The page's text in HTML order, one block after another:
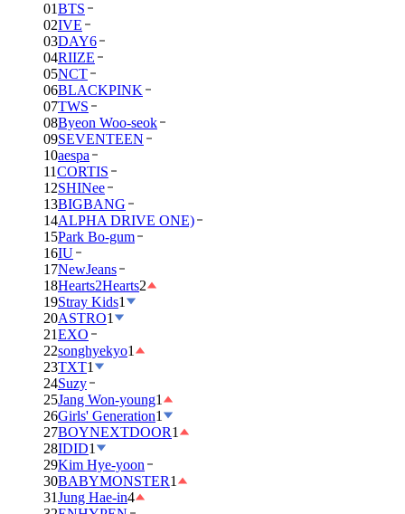
01BTS
02IVE
03DAY6
04RIIZE
05NCT
06BLACKPINK
07TWS
08Byeon Woo-seok
09SEVENTEEN
10aespa
11CORTIS
12SHINee
13BIGBANG
14ALPHA DRIVE ONE)
15Park Bo-gum
16IU
17NewJeans
18Hearts2Hearts2
19Stray Kids1
20ASTRO1
21EXO
22songhyekyo1
23TXT1
24Suzy
25Jang Won-young1
26Girls' Generation1
27BOYNEXTDOOR1
28IDID1
29Kim Hye-yoon
30BABYMONSTER1
31Jung Hae-in4